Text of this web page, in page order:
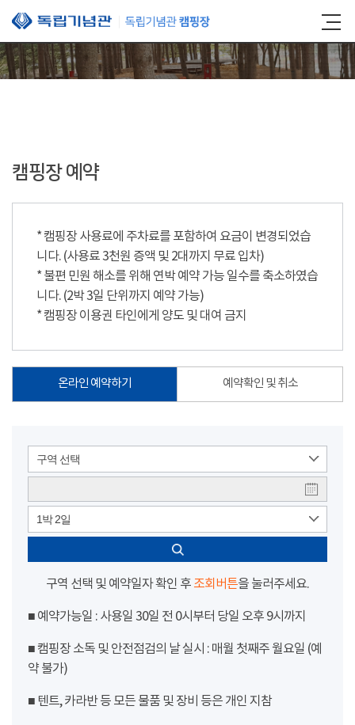
본문 바로가기
캠핑장 예약
* 캠핑장 사용료에 주차료를 포함하여 요금이 변경되었습
니다. (사용료 3천원 증액 및 2대까지 무료 입차)
* 불편 민원 해소를 위해 연박 예약 가능 일수를 축소하였습
니다. (2박 3일 단위까지 예약 가능)
* 캠핑장 이용권 타인에게 양도 및 대여 금지
온라인 예약하기 예약확인 및 취소
구역 선택
1박 2일
구역 선택 및 예약일자 확인 후 조회버튼을 눌러주세요.
■ 예약가능일 : 사용일 30일 전 0시부터 당일 오후 9시까지
■ 캠핑장 소독 및 안전점검의 날 실시 : 매월 첫째주 월요일 (예
약 불가)
■ 텐트, 카라반 등 모든 물품 및 장비 등은 개인 지참